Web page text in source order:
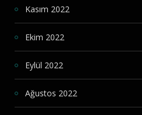
Kasım 2022
Ekim 2022
Eylül 2022
Ağustos 2022